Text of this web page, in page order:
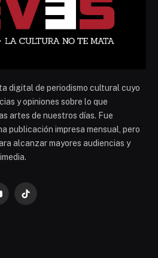
digital de periodismo cultural cuyo
y opiniones sobre lo que
artes de nuestros días. Fue
publicación impresa mensual, pero
alcanzar mayores audiencias y
TikTok